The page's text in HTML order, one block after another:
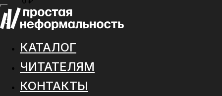
МЕНЮ
0
КАТАЛОГ
ЧИТАТЕЛЯМ
КОНТАКТЫ